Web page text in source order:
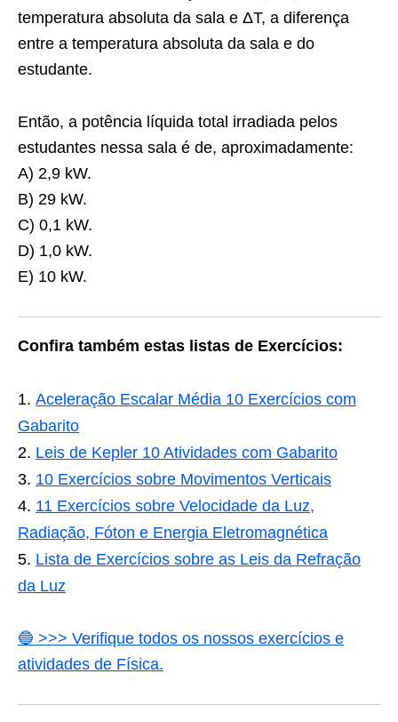
temperatura absoluta da sala e ΔT, a diferença
entre a temperatura absoluta da sala e do
estudante.
Então, a potência líquida total irradiada pelos
estudantes nessa sala é de, aproximadamente:
A) 2,9 kW.
B) 29 kW.
C) 0,1 kW.
D) 1,0 kW.
E) 10 kW.
Confira também estas listas de Exercícios:
Aceleração Escalar Média 10 Exercícios com
Gabarito
Leis de Kepler 10 Atividades com Gabarito
10 Exercícios sobre Movimentos Verticais
11 Exercícios sobre Velocidade da Luz,
Radiação, Fóton e Energia Eletromagnética
Lista de Exercícios sobre as Leis da Refração
da Luz
🔵 >>> Verifique todos os nossos exercícios e
atividades de Física.